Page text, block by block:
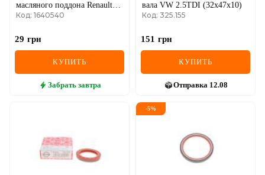
SSANGYONG
SUZUKI
TESLA
масляного поддона Renault
Trafic II 1.9dCi / все кроме
1.9dCi
Код: 1640540
29 грн
КУПИТЬ
Забрать завтра
вала VW 2.5TDI (32x47x10)
Код: 325.155
151 грн
КУПИТЬ
Отправка 12.08
-5%